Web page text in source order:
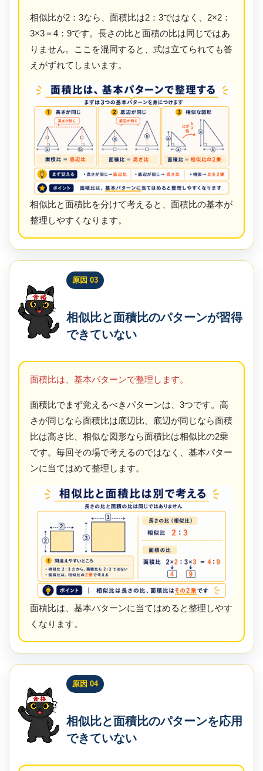
相似比が2：3なら、面積比は2：3ではなく、2×2：
3×3＝4：9です。長さの比と面積の比は同じではあ
りません。ここを混同すると、式は立てられても答
えがずれてしまいます。
相似比と面積比を分けて考えると、面積比の基本が
整理しやすくなります。
原因 03
相似比と面積比のパターンが習得
できていない
面積比は、基本パターンで整理します。
面積比でまず覚えるべきパターンは、3つです。高
さが同じなら面積比は底辺比、底辺が同じなら面積
比は高さ比、相似な図形なら面積比は相似比の2乗
です。毎回その場で考えるのではなく、基本パター
ンに当てはめて整理します。
面積比は、基本パターンに当てはめると整理しやす
くなります。
原因 04
相似比と面積比のパターンを応用
できていない